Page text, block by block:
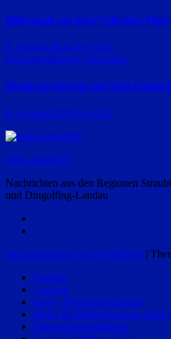
Hitlergruß auf dem Volksfest:
8. August 2026 red_ra24
Polizeimeldungen Straubing
Maßkrug-Attacke auf dem
8. August 2026 red_ra24
regio-aktuell24
Nachrichten aus den Regionen
und Dingolfing-Landau
Stolz präsentiert von WordPress |
Kontakt
Autoren
(pm) – Pressemitteilungen
Wenn Ihr Beitrag bei uns nicht
Datenschutzerklärung